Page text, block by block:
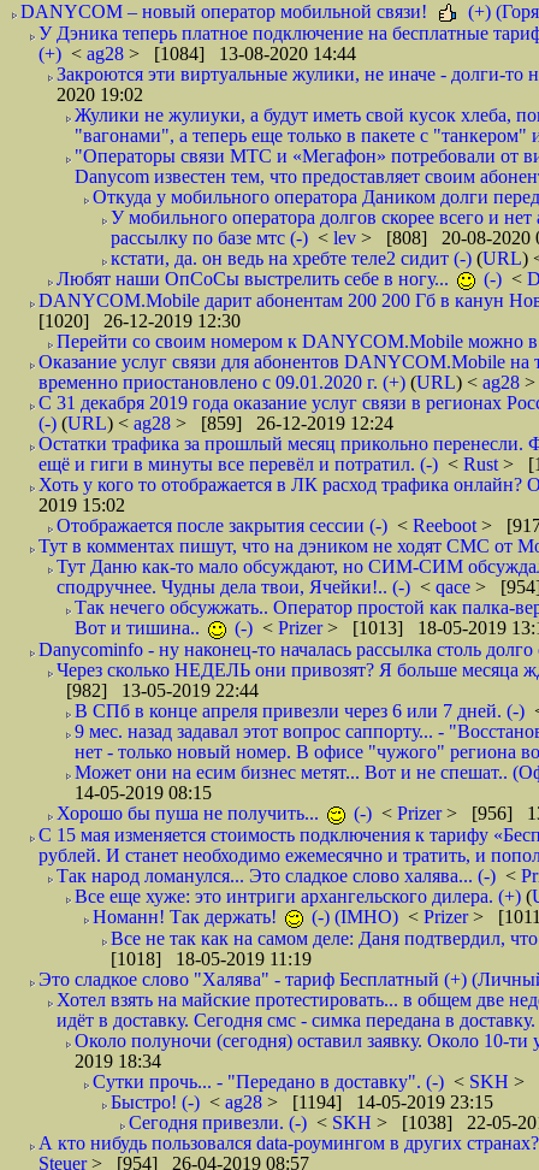
DANYCOM – новый оператор мобильной связи!
(+)
У Дэника теперь платное подключение на бесплатные
(+) < ag28 > [1084] 13-08-2020 14:44
Закроются эти виртуальные жулики, не иначе - долги-то
2020 19:02
Жулики не жулиуки, а будут иметь свой кусок хлеба,
"вагонами", а теперь еще только в пакете с
"Операторы связи МТС и «Мегафон» потребовали от
Danycom известен тем, что предоставляет своим
Откуда у мобильного оператора Даником долги
У мобильного оператора долгов скорее всего и
рассылку по базе мтс (-) < lev > [808] 20-08-2020
кстати, да. он ведь на хребте теле2 сидит (-) (URL)
Любят наши ОпСоСы выстрелить себе в ногу...
(-) <
DANYCOM.Mobile дарит абонентам 200 200 Гб в канун
[1020] 26-12-2019 12:30
Перейти со своим номером к DANYCOM.Mobile можно в
Оказание услуг связи для абонентов DANYCOM.Mobile
временно приостановлено с 09.01.2020 г. (+) (URL) < ag28 >
С 31 декабря 2019 года оказание услуг связи в регионах
(-) (URL) < ag28 > [859] 26-12-2019 12:24
Остатки трафика за прошлый месяц прикольно
ещё и гиги в минуты все перевёл и потратил. (-) < Rust >
Хоть у кого то отображается в ЛК расход трафика
2019 15:02
Отображается после закрытия сессии (-) < Reeboot >
Тут в комментах пишут, что на дэником не ходят СМС от
Тут Даню как-то мало обсуждают, но СИМ-СИМ
сподручнее. Чудны дела твои, Ячейки!.. (-) < qace > [954]
Так нечего обсужжать.. Оператор простой как палка-
Вот и тишина..
(-) < Prizer> [1013] 18-05-2019
Danycominfo - ну наконец-то началась рассылка столь
Через сколько НЕДЕЛЬ они привозят? Я больше месяца
[982] 13-05-2019 22:44
В СПб в конце апреля привезли через 6 или 7 дней. (-)
9 мес. назад задавал этот вопрос саппорту... -
нет - только новый номер. В офисе "чужого" региона
Может они на есим бизнес метят... Вот и не спешат..
14-05-2019 08:15
Хорошо бы пуша не получить...
(-) < Prizer> [956]
С 15 мая изменяется стоимость подключения к тарифу
рублей. И станет необходимо ежемесячно и тратить, и
Так народ ломанулся... Это сладкое слово халява... (-) <
Все еще хуже: это интриги архангельского дилера. (+) (
Номанн! Так держать!
(-) (IMHO) < Prizer>
Все не так как на самом деле: Даня подтвердил,
[1018] 18-05-2019 11:19
Это сладкое слово "Халява" - тариф Бесплатный (+)
Хотел взять на майские протестировать... в общем две
идёт в доставку. Сегодня смс - симка передана в
Около полуночи (сегодня) оставил заявку. Около 10-ти
2019 18:34
Сутки прочь... - "Передано в доставку". (-) < SKH >
Быстро! (-) < ag28 > [1194] 14-05-2019 23:15
Сегодня привезли. (-) < SKH > [1038] 22-05-
А кто нибудь пользовался data-роумингом в других
Steuer> [954] 26-04-2019 08:57